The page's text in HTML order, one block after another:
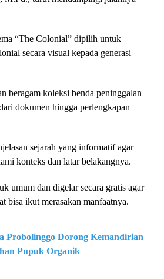
“The Colonial” dipilih untuk
secara visual kepada generasi
beragam koleksi benda peninggalan
dokumen hingga perlengkapan
sejarah yang informatif agar
konteks dan latar belakangnya.
umum dan digelar secara gratis agar
bisa ikut merasakan manfaatnya.
Probolinggo Dorong Kemandirian
Pupuk Organik